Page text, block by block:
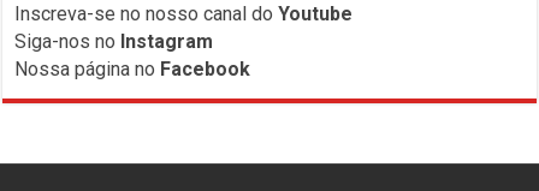
Inscreva-se no nosso canal doYoutube
Siga-nos no Instagram
Nossa página no Facebook